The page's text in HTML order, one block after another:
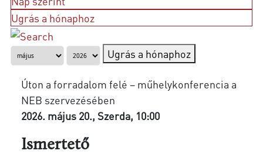
Ugrás a hónaphoz
Ugrás a hónaphoz
Úton a forradalom felé – műhelykonferencia a
NEB szervezésében
2026. május 20., Szerda, 10:00
Ismertető